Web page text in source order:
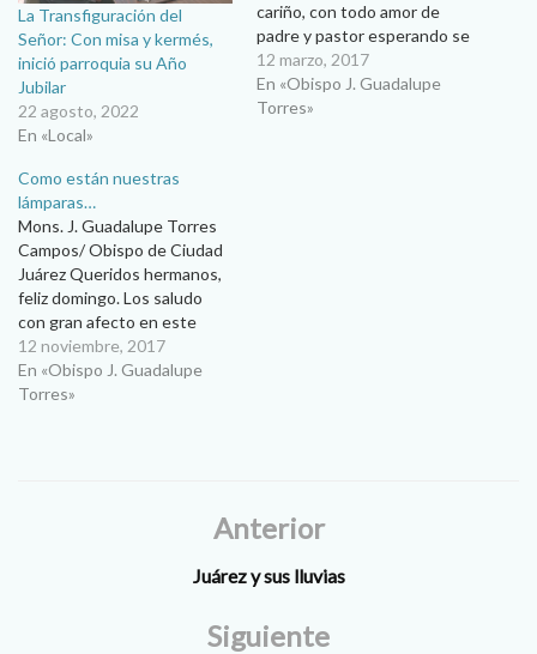
La Transfiguración del
Señor: Con misa y kermés,
inició parroquia su Año
Jubilar
22 agosto, 2022
En «Local»
cariño, con todo amor de
padre y pastor esperando se
encuentren bien, viviendo
con alegría, con fe y
esperanza este tiempo de
12 marzo, 2017
En «Obispo J. Guadalupe
Torres»
Como están nuestras
lámparas…
Mons. J. Guadalupe Torres
Campos/ Obispo de Ciudad
Juárez Queridos hermanos,
feliz domingo. Los saludo
con gran afecto en este
domingo, luego de vivir
varios eventos importantes.
La verdad que nuestra
encuentros, mucha actividad
12 noviembre, 2017
En «Obispo J. Guadalupe
Torres»
Anterior
Juárez y sus lluvias
Siguiente